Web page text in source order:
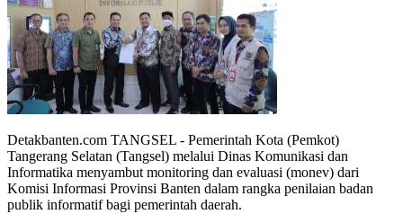
Detakbanten.com TANGSEL - Pemerintah Kota (Pemkot)
Tangerang Selatan (Tangsel) melalui Dinas Komunikasi dan
Informatika menyambut monitoring dan evaluasi (monev) dari
Komisi Informasi Provinsi Banten dalam rangka penilaian badan
publik informatif bagi pemerintah daerah.